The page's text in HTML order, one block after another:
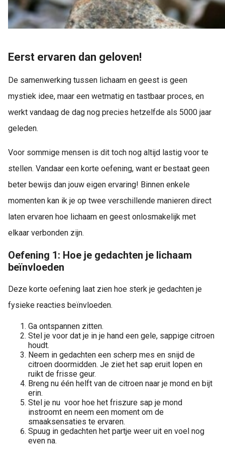
Eerst ervaren dan geloven!
De samenwerking tussen lichaam en geest is geen
mystiek idee, maar een wetmatig en tastbaar proces, en
werkt vandaag de dag nog precies hetzelfde als 5000 jaar
geleden.
Voor sommige mensen is dit toch nog altijd lastig voor te
stellen. Vandaar een korte oefening, want er bestaat geen
beter bewijs dan jouw eigen ervaring! Binnen enkele
momenten kan ik je op twee verschillende manieren direct
laten ervaren hoe lichaam en geest onlosmakelijk met
elkaar verbonden zijn.
Oefening 1: Hoe je gedachten je lichaam
beïnvloeden
Deze korte oefening laat zien hoe sterk je gedachten je
fysieke reacties beïnvloeden.
Ga ontspannen zitten.
Stel je voor dat je in je hand een gele, sappige citroen
houdt.
Neem in gedachten een scherp mes en snijd de
citroen doormidden. Je ziet het sap eruit lopen en
ruikt de frisse geur.
Breng nu één helft van de citroen naar je mond en bijt
erin.
Stel je nu voor hoe het friszure sap je mond
instroomt en neem een moment om de
smaaksensaties te ervaren.
Spuug in gedachten het partje weer uit en voel nog
even na.